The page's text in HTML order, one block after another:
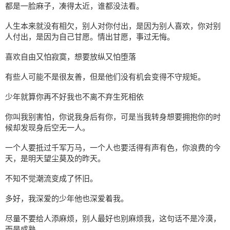
都是一脸麻子，凑得太近，谁都没法看。
人生本来就没有相欠，别人对你付出，是因为别人喜欢，你对别
人付出，是因为自己甘愿。情出甘愿，事过无悔。
喜欢自由又怕寂寞，想要放纵又怕堕落
有些人可能不是很友善，但是他们没有机会变得不守规矩。
少年就算你再不好我也不离不弃生死相依
你叫我别害怕，你说我身后有你，可是当我转身想要拥抱你的时
候却发现身后空无一人。
一个人要抵过千军万马，一个人也要活得有声有色，你浪费的今
天，是明天望尘莫及的昨天。
不知不觉潮流变成了怀旧。
多好，我深爱的少年他也深爱着我。
尽量不要给人添麻烦，别人最好也别麻烦我，这句话不是冷漠，